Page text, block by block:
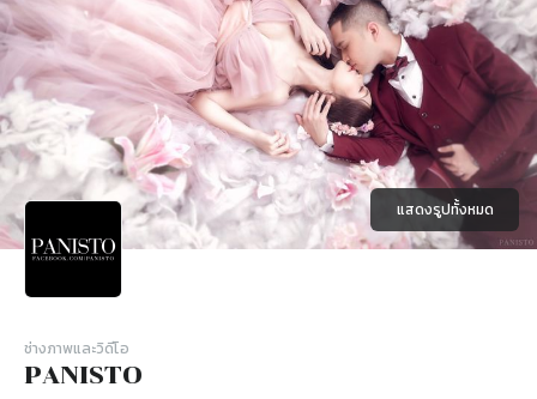
แสดงรูปทั้งหมด
ช่างภาพและวิดีโอ
PANISTO